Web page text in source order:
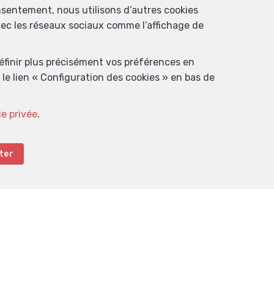
nous utilisons d’autres cookies
les réseaux sociaux comme l’affichage de
plus précisément vos préférences en
lien « Configuration des cookies » en bas de
privée.